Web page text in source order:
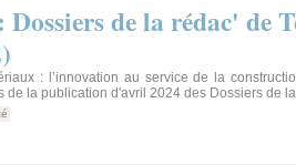
de la rédac' de
: l’innovation au service de la
de la publication d'avril 2024 des Dossiers de la